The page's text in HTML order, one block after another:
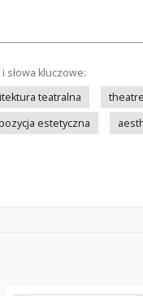
słowa kluczowe:
teatralna
estetyczna